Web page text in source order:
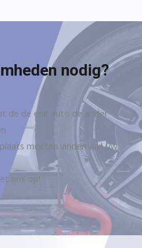
nodig?
de de ene auto de ander
moeten vinden aan uw
ons op!